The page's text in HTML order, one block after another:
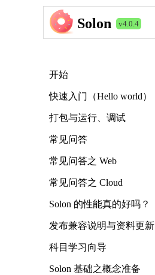
Solon v4.0.4
开始
快速入门（Hello world）
打包与运行、调试
常见问答
常见问答之 Web
常见问答之 Cloud
Solon 的性能真的好吗？
发布兼容说明与资料更新
科目学习向导
Solon 基础之概念准备